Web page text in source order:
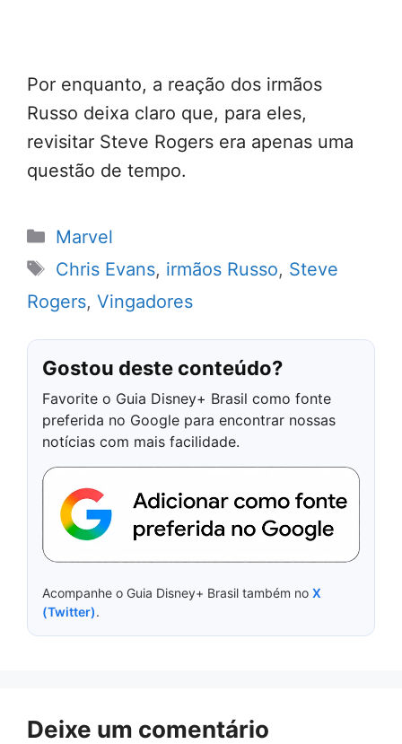
Por enquanto, a reação dos irmãos
Russo deixa claro que, para eles,
revisitar Steve Rogers era apenas uma
questão de tempo.
Categorias
Marvel
Tags
Chris Evans, irmãos Russo, Steve
Rogers, Vingadores
Gostou deste conteúdo?
Favorite o Guia Disney+ Brasil como fonte
preferida no Google para encontrar nossas
notícias com mais facilidade.
Acompanhe o Guia Disney+ Brasil também no X
(Twitter).
Deixe um comentário